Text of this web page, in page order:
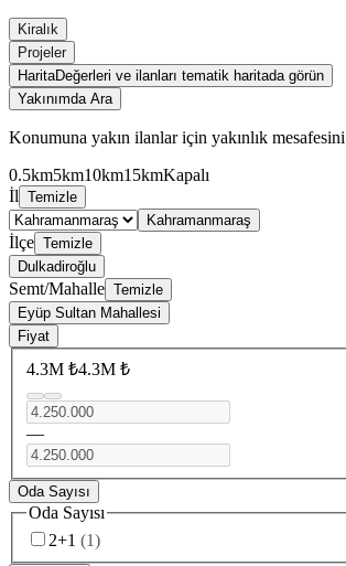
Kiralık
Projeler
HaritaDeğerleri ve ilanları tematik haritada görün
Yakınımda Ara
Konumuna yakın ilanlar için yakınlık mesafesini
0.5km5km10km15kmKapalı
İl Temizle
Kahramanmaraş
İlçe Temizle
Dulkadiroğlu
Semt/Mahalle Temizle
Eyüp Sultan Mahallesi
Fiyat
4.3M ₺4.3M ₺
—
Oda Sayısı
Oda Sayısı
2+1 (1)